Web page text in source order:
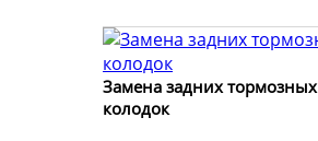
Замена задних тормозных
колодок